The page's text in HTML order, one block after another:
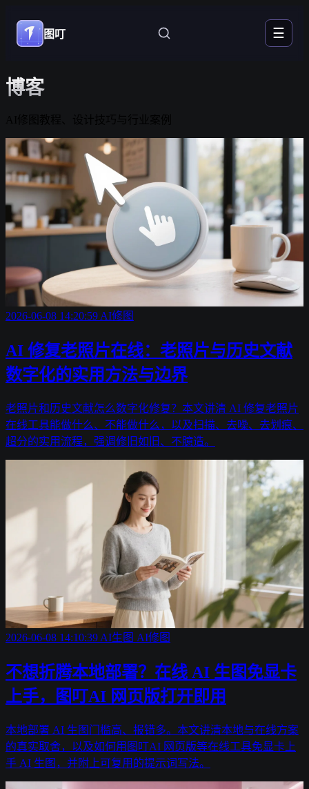
图叮 ☰
博客
2026-06-08 14:20:59 AI修图
AI 修复老照片在线：老照片与历史文献
数字化的实用方法与边界
老照片和历史文献怎么数字化修复？本文讲清 AI 修复老照片
在线工具能做什么、不能做什么，以及扫描、去噪、去划痕、
超分的实用流程，强调修旧如旧、不臆造。
2026-06-08 14:10:39 AI生图 AI修图
不想折腾本地部署？在线 AI 生图免显卡
上手，图叮AI 网页版打开即用
本地部署 AI 生图门槛高、报错多。本文讲清本地与在线方案
的真实取舍，以及如何用图叮AI 网页版等在线工具免显卡上
手 AI 生图，并附上可复用的提示词写法。